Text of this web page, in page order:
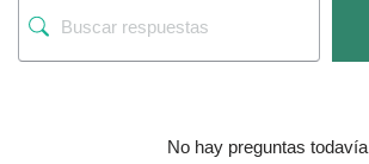
No hay preguntas todavía